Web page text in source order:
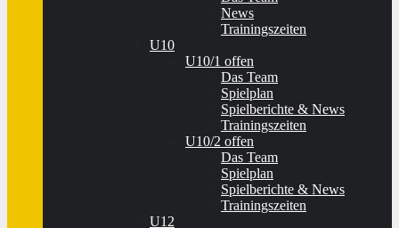
News
Trainingszeiten
U10
U10/1 offen
Das Team
Spielplan
Spielberichte & News
Trainingszeiten
U10/2 offen
Das Team
Spielplan
Spielberichte & News
Trainingszeiten
U12